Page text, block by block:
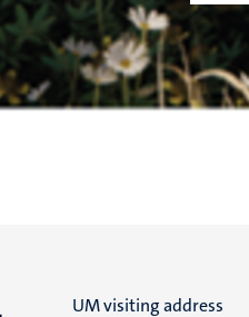
UM visiting address